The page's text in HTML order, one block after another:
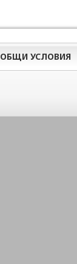
ОБЩИ УСЛОВИЯ